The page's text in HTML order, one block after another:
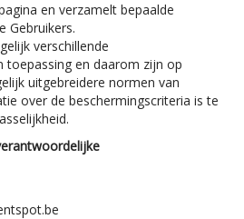
en verzamelt bepaalde
Gebruikers.
verschillende
toepassing en daarom zijn op
uitgebreidere normen van
over de beschermingscriteria is te